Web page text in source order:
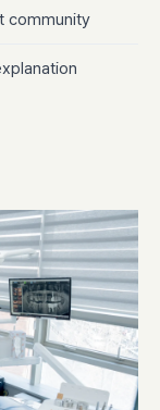
community